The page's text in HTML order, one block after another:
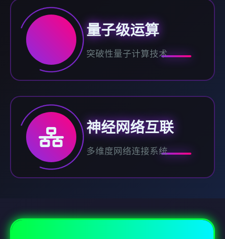
量子级运算
突破性量子计算技术
神经网络互联
多维度网络连接系统